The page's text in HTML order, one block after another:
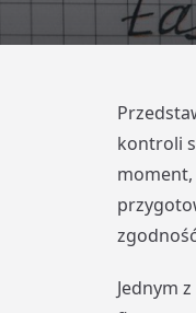
kontroli
Jednym